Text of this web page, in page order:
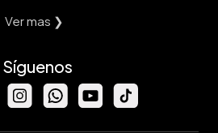
Ver mas ❯
Síguenos